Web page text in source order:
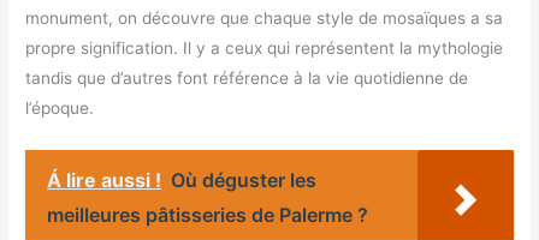
monument, on découvre que chaque style de mosaïques a sa
propre signification. Il y a ceux qui représentent la mythologie
tandis que d’autres font référence à la vie quotidienne de
l’époque.
Á lire aussi ! Où déguster les
meilleures pâtisseries de Palerme ?